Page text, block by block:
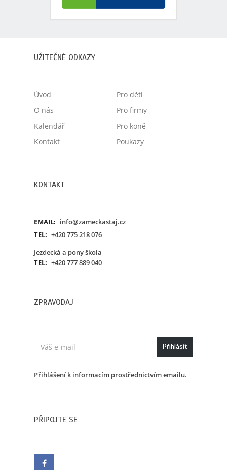
UŽITEČNÉ ODKAZY
Úvod
O nás
Kalendář
Kontakt
Pro děti
Pro firmy
Pro koně
Poukazy
KONTAKT
EMAIL: info@zameckastaj.cz
TEL: +420 775 218 076
Jezdecká a pony škola
TEL: +420 777 889 040
ZPRAVODAJ
Přihlásit
Přihlášení k informacím prostřednictvím emailu.
PŘIPOJTE SE